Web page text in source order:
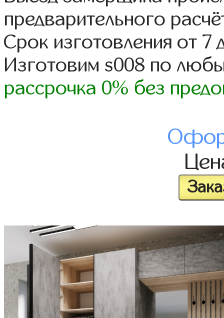
предварительного
Срок изготовления от 7
Изготовим s008 по
рассрочка 0% без